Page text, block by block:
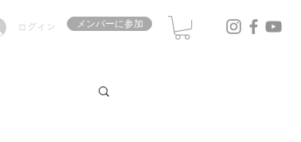
ログイン メンバーに参加